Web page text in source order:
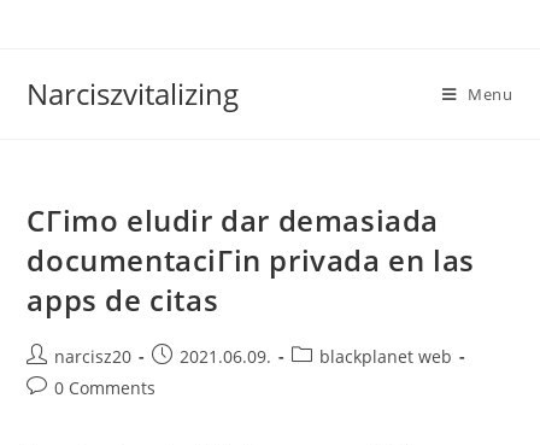
Narciszvitalizing Menu
CГіmo eludir dar demasiada
documentaciГіn privada en las
apps de citas
Post
author:
narcisz20
Post
published:
2021.06.09.
Postblackplanet web
Post0 Comments